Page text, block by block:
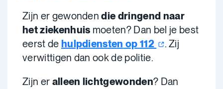
Zijn er gewondendie dringend naar
het ziekenhuis moeten? Dan bel je best
eerst de hulpdiensten op112
. Zij
verwittigen dan ook de politie.
Zijn er alleen lichtgewonden? Dan